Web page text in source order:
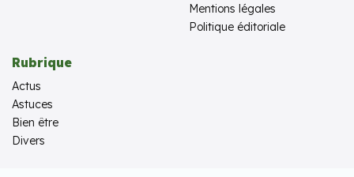
Mentions légales
Politique éditoriale
Rubrique
Actus
Astuces
Bien être
Divers